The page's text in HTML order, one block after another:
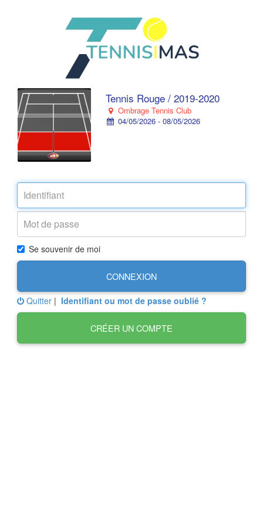
Tennis Rouge / 2019-2020
Ombrage Tennis Club
04/05/2026 - 08/05/2026
Se souvenir de moi
CONNEXION
Quitter | Identifiant ou mot de passe oublié ?
CRÉER UN COMPTE